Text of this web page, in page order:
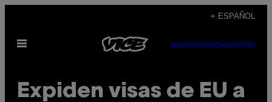
contenido
+ ESPAÑOL
Abrir
SUBSCRIBENEWSLETTER
Expiden visas de EU a